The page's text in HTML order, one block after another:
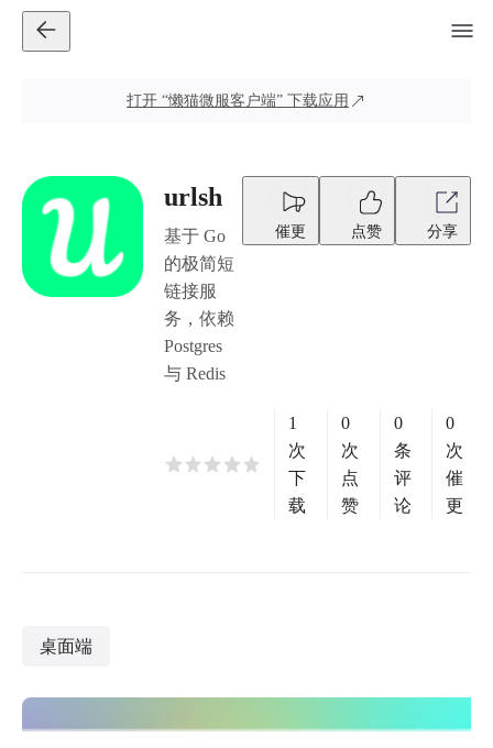
打开 “懒猫微服客户端” 下载应用
urlsh
基于 Go
的极简短
链接服
务，依赖
Postgres
与 Redis
催更 点赞 分享
1
次
下
载
0
次
点
赞
0
条
评
论
0
次
催
更
桌面端